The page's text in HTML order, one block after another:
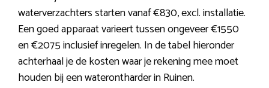
waterverzachters starten vanaf €830, excl. installatie.
Een goed apparaat varieert tussen ongeveer €1550
en €2075 inclusief inregelen. In de tabel hieronder
achterhaal je de kosten waar je rekening mee moet
houden bij een waterontharder in Ruinen.